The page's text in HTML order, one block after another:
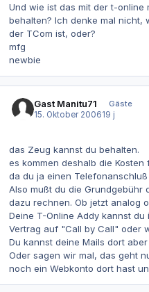
Und wie ist das mit der t-online
behalten? Ich denke mal nicht,
der TCom ist, oder?
mfg
newbie
Gast Manitu71
Gäste
15. Oktober 200619 j
das Zeug kannst du behalten.
es kommen deshalb die
da du ja einen
Also mußt du die Grundgebühr
dazu rechnen. Ob jetzt analog
Deine T-Online Addy kannst
Vertrag auf "Call by Call" oder
Du kannst deine Mails dort
Oder sagen wir mal, das geht
noch ein Webkonto dort hast